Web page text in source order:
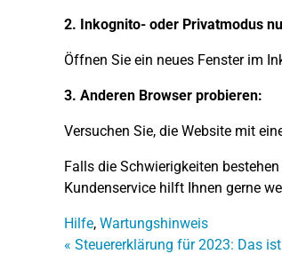
2. Inkognito- oder Privatmodus
Öffnen Sie ein neues Fenster im
3. Anderen Browser probieren:
Versuchen Sie, die Website mit
Falls die Schwierigkeiten
Kundenservice hilft Ihnen gerne
Hilfe, Wartungshinweis
« Steuererklärung für 2023: Das